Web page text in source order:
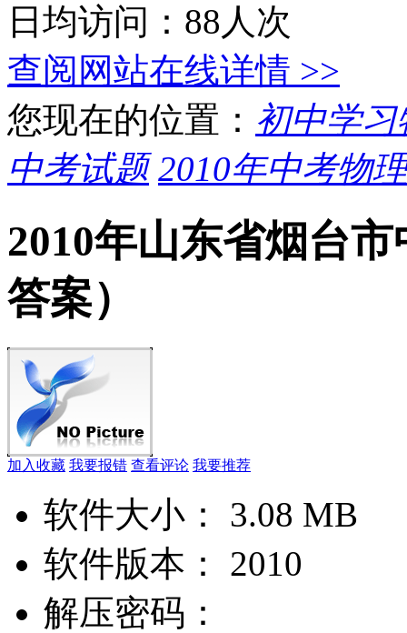
日均访问：88人次
查阅网站在线详情 >>
您现在的位置： 初中学
中考试题 2010年中考物
2010年山东省烟台
答案）
加入收藏 我要报错 查看评论 我要推荐
软件大小：
3.08 MB
软件版本：
2010
解压密码：